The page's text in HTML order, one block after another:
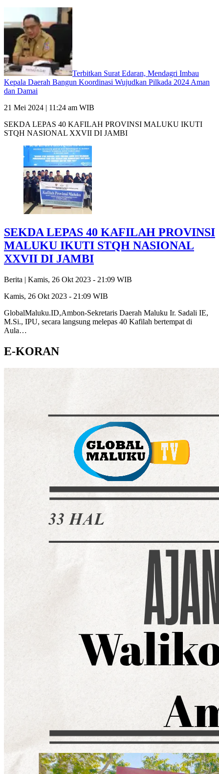
Terbitkan Surat Edaran, Mendagri Imbau
Kepala Daerah Bangun Koordinasi Wujudkan Pilkada 2024 Aman
dan Damai
21 Mei 2024 | 11:24 am WIB
SEKDA LEPAS 40 KAFILAH PROVINSI MALUKU IKUTI
STQH NASIONAL XXVII DI JAMBI
SEKDA LEPAS 40 KAFILAH PROVINSI
MALUKU IKUTI STQH NASIONAL
XXVII DI JAMBI
Berita | Kamis, 26 Okt 2023 - 21:09 WIB
Kamis, 26 Okt 2023 - 21:09 WIB
GlobalMaluku.ID,Ambon-Sekretaris Daerah Maluku Ir. Sadali IE,
M.Si., IPU, secara langsung melepas 40 Kafilah bertempat di
Aula…
E-KORAN